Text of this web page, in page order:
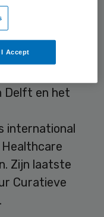
door de
Hij
en was
Delft en het
international
Zijn laatste
Curatieve
I Accept